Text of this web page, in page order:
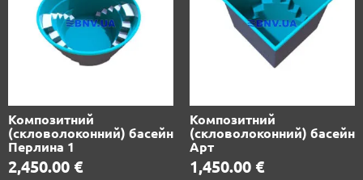
Композитний
(скловолоконний) басейн
Перлина 1
2,450.00 €
Композитний
(скловолоконний) басейн
Арт
1,450.00 €